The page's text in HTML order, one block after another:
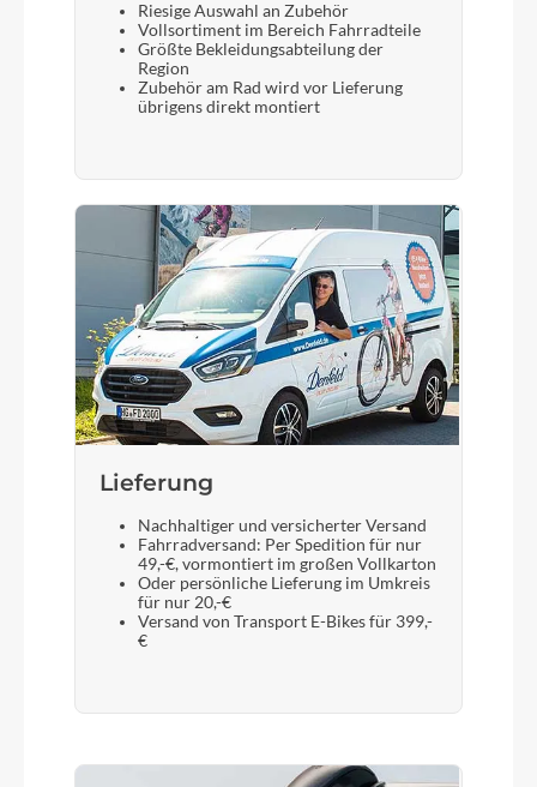
Riesige Auswahl an Zubehör
Vollsortiment im Bereich Fahrradteile
Größte Bekleidungsabteilung der
Region
Zubehör am Rad wird vor Lieferung
übrigens direkt montiert
Lieferung
Nachhaltiger und versicherter Versand
Fahrradversand: Per Spedition für nur
49,-€, vormontiert im großen Vollkarton
Oder persönliche Lieferung im Umkreis
für nur 20,-€
Versand von Transport E-Bikes für 399,-
€